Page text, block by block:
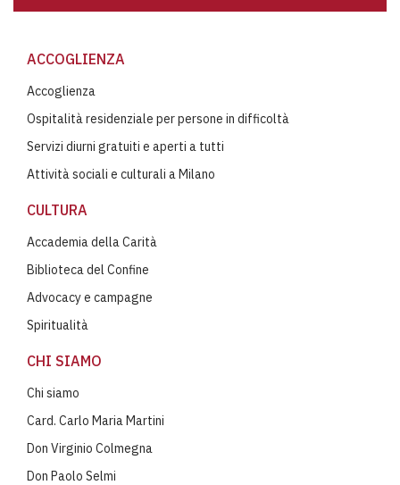
ACCOGLIENZA
Accoglienza
Ospitalità residenziale per persone in difficoltà
Servizi diurni gratuiti e aperti a tutti
Attività sociali e culturali a Milano
CULTURA
Accademia della Carità
Biblioteca del Confine
Advocacy e campagne
Spiritualità
CHI SIAMO
Chi siamo
Card. Carlo Maria Martini
Don Virginio Colmegna
Don Paolo Selmi